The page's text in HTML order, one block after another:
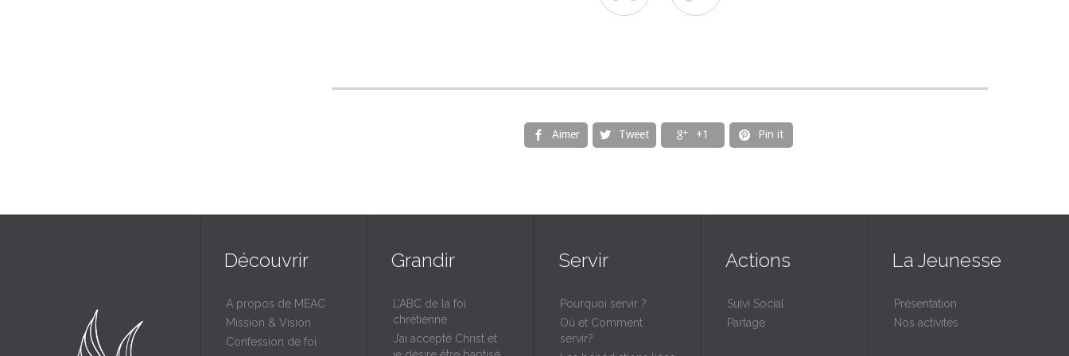
 Aimer  Tweet  +1  Pin it
Découvrir
A propos de MEAC
Mission & Vision
Confession de foi
Grandir
L’ABC de la foi
chrétienne
J’ai accepté Christ et
Servir
Pourquoi servir ?
Où et Comment
servir?
Actions
Suivi Social
Partage
La Jeunesse
Présentation
Nos activités